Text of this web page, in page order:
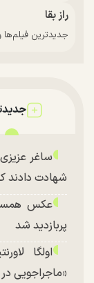
راز بقا
جدیدترین
ساغر
شهادت دادند
عکس
پربازدید شد
اولگا
«ماجراجویی